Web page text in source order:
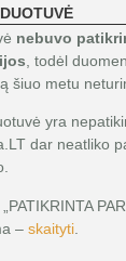
nebuvo
, todėl
šiuo metu
yra
dar neatliko
– skaityti